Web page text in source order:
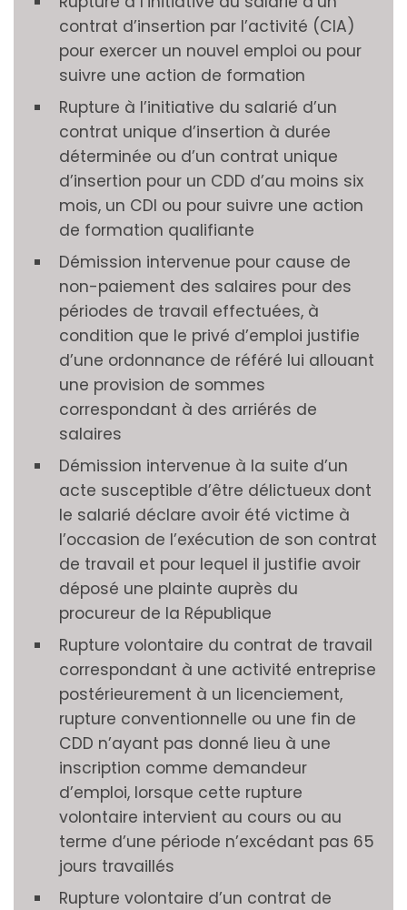
contrat d’insertion par l’activité (CIA)
pour exercer un nouvel emploi ou pour
suivre une action de formation
Rupture à l’initiative du salarié d’un
contrat unique d’insertion à durée
déterminée ou d’un contrat unique
d’insertion pour un CDD d’au moins six
mois, un CDI ou pour suivre une action
de formation qualifiante
Démission intervenue pour cause de
non-paiement des salaires pour des
périodes de travail effectuées, à
condition que le privé d’emploi justifie
d’une ordonnance de référé lui allouant
une provision de sommes
correspondant à des arriérés de
salaires
Démission intervenue à la suite d’un
acte susceptible d’être délictueux dont
le salarié déclare avoir été victime à
l’occasion de l’exécution de son contrat
de travail et pour lequel il justifie avoir
déposé une plainte auprès du
procureur de la République
Rupture volontaire du contrat de travail
correspondant à une activité entreprise
postérieurement à un licenciement,
rupture conventionnelle ou une fin de
CDD n’ayant pas donné lieu à une
inscription comme demandeur
d’emploi, lorsque cette rupture
volontaire intervient au cours ou au
terme d’une période n’excédant pas 65
jours travaillés
Rupture volontaire d’un contrat de